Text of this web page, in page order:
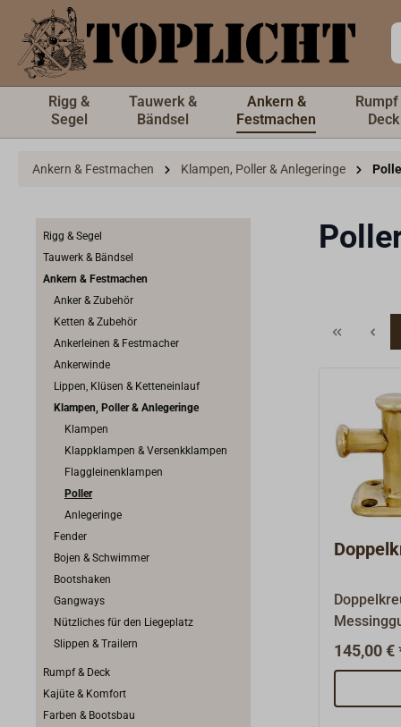
springen
Rigg &
Segel
Tauwerk &
Bändsel
Ankern &
Festmachen
Rumpf
Deck
Ankern & Festmachen Klampen, Poller & Anlegeringe
Rigg & Segel
Tauwerk & Bändsel
Ankern & Festmachen
Anker & Zubehör
Ketten & Zubehör
Ankerleinen & Festmacher
Ankerwinde
Lippen, Klüsen & Ketteneinlauf
Klampen, Poller & Anlegeringe
Klampen
Klappklampen & Versenkklampen
Flaggleinenklampen
Poller
Anlegeringe
Fender
Bojen & Schwimmer
Bootshaken
Gangways
Nützliches für den Liegeplatz
Slippen & Trailern
Rumpf & Deck
Kajüte & Komfort
Farben & Bootsbau
poliert.
145,00 €